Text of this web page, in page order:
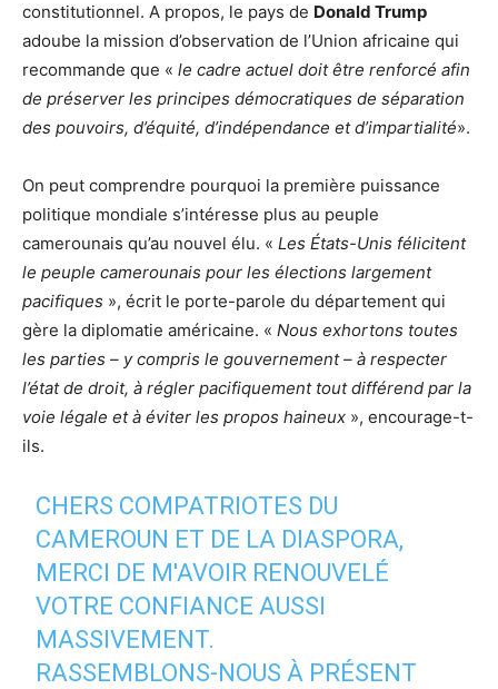
constitutionnel. A propos, le pays de Donald Trump
adoube la mission d’observation de l’Union africaine qui
recommande que « le cadre actuel doit être renforcé afin
de préserver les principes démocratiques de séparation
des pouvoirs, d’équité, d’indépendance et d’impartialité».
On peut comprendre pourquoi la première puissance
politique mondiale s’intéresse plus au peuple
camerounais qu’au nouvel élu. « Les États-Unis félicitent
le peuple camerounais pour les élections largement
pacifiques », écrit le porte-parole du département qui
gère la diplomatie américaine. « Nous exhortons toutes
les parties – y compris le gouvernement – à respecter
l’état de droit, à régler pacifiquement tout différend par la
voie légale et à éviter les propos haineux », encourage-t-
ils.
CHERS COMPATRIOTES DU
CAMEROUN ET DE LA DIASPORA,
MERCI DE M'AVOIR RENOUVELÉ
VOTRE CONFIANCE AUSSI
MASSIVEMENT.
RASSEMBLONS-NOUS À PRÉSENT